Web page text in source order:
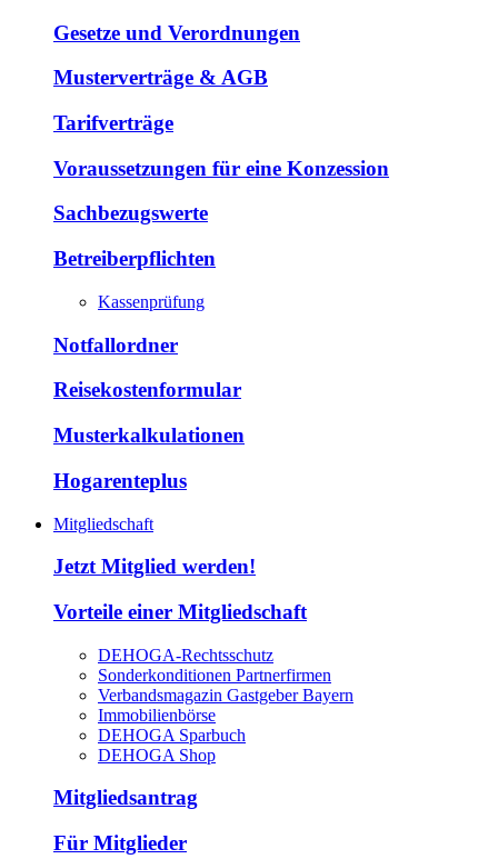
Gesetze und Verordnungen
Musterverträge & AGB
Tarifverträge
Voraussetzungen für eine Konzession
Sachbezugswerte
Betreiberpflichten
Kassenprüfung
Notfallordner
Reisekostenformular
Musterkalkulationen
Hogarenteplus
Mitgliedschaft
Jetzt Mitglied werden!
Vorteile einer Mitgliedschaft
DEHOGA-Rechtsschutz
Sonderkonditionen Partnerfirmen
Verbandsmagazin Gastgeber Bayern
Immobilienbörse
DEHOGA Sparbuch
DEHOGA Shop
Mitgliedsantrag
Für Mitglieder